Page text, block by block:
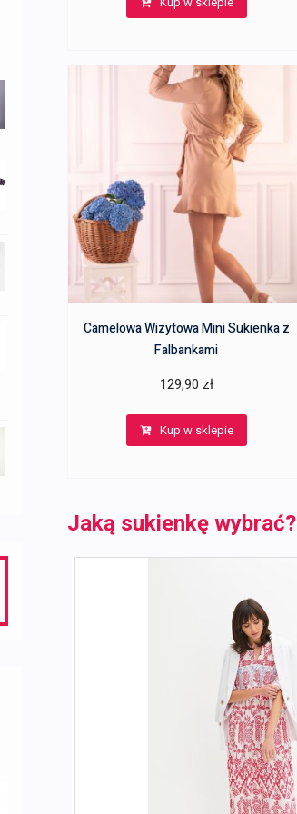
Camelowa Wizytowa Mini Sukienka z
Falbankami
129,90 zł
Kup w sklepie
Jaką sukienkę wybrać?